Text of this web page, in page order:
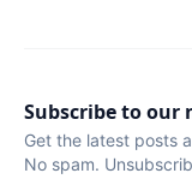
Subscribe to our
Get the latest posts
No spam.